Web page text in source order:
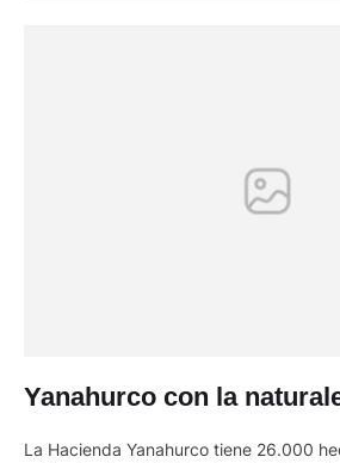
Yanahurco con la
La Hacienda Yanahurco tiene 26.000